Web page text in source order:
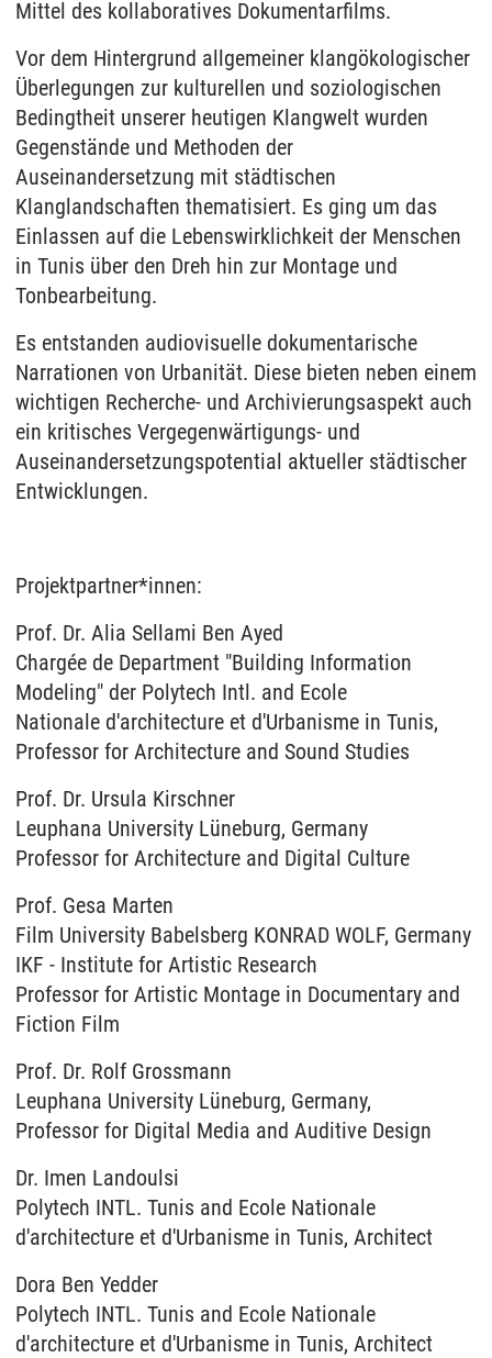
Mittel des kollaboratives Dokumentarfilms.
Vor dem Hintergrund allgemeiner klangökologischer
Überlegungen zur kulturellen und soziologischen
Bedingtheit unserer heutigen Klangwelt wurden
Gegenstände und Methoden der
Auseinandersetzung mit städtischen
Klanglandschaften thematisiert. Es ging um das
Einlassen auf die Lebenswirklichkeit der Menschen
in Tunis über den Dreh hin zur Montage und
Tonbearbeitung.
Es entstanden audiovisuelle dokumentarische
Narrationen von Urbanität. Diese bieten neben einem
wichtigen Recherche- und Archivierungsaspekt auch
ein kritisches Vergegenwärtigungs- und
Auseinandersetzungspotential aktueller städtischer
Entwicklungen.
Projektpartner*innen:
Prof. Dr. Alia Sellami Ben Ayed
Chargée de Department "Building Information
Modeling" der Polytech Intl. and Ecole
Nationale d'architecture et d'Urbanisme in Tunis,
Professor for Architecture and Sound Studies
Prof. Dr. Ursula Kirschner
Leuphana University Lüneburg, Germany
Professor for Architecture and Digital Culture
Prof. Gesa Marten
Film University Babelsberg KONRAD WOLF, Germany
IKF - Institute for Artistic Research
Professor for Artistic Montage in Documentary and
Fiction Film
Prof. Dr. Rolf Grossmann
Leuphana University Lüneburg, Germany,
Professor for Digital Media and Auditive Design
Dr. Imen Landoulsi
Polytech INTL. Tunis and Ecole Nationale
d'architecture et d'Urbanisme in Tunis, Architect
Dora Ben Yedder
Polytech INTL. Tunis and Ecole Nationale
d'architecture et d'Urbanisme in Tunis, Architect